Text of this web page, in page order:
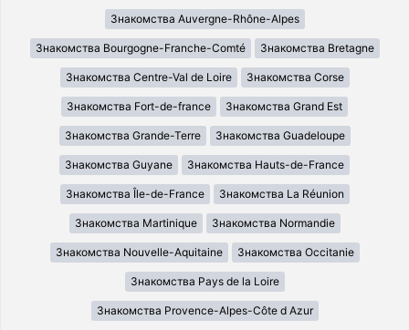
Знакомства Auvergne-Rhône-Alpes
Знакомства Bourgogne-Franche-Comté Знакомства Bretagne
Знакомства Centre-Val de Loire Знакомства Corse
Знакомства Fort-de-france Знакомства Grand Est
Знакомства Grande-Terre Знакомства Guadeloupe
Знакомства Guyane Знакомства Hauts-de-France
Знакомства Île-de-France Знакомства La Réunion
Знакомства Martinique Знакомства Normandie
Знакомства Nouvelle-Aquitaine Знакомства Occitanie
Знакомства Pays de la Loire
Знакомства Provence-Alpes-Côte d Azur